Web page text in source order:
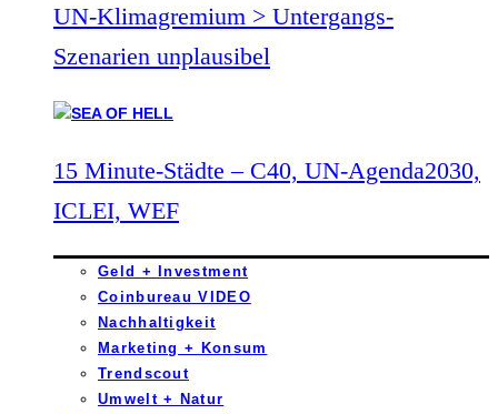
UN-Klimagremium > Untergangs-
Szenarien unplausibel
15 Minute-Städte – C40, UN-Agenda2030,
ICLEI, WEF
Geld + Investment
Coinbureau VIDEO
Nachhaltigkeit
Marketing + Konsum
Trendscout
Umwelt + Natur